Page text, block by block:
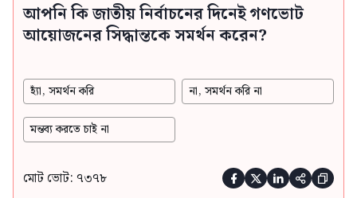
আপনি কি জাতীয় নির্বাচনের দিনেই গণভোট
আয়োজনের সিদ্ধান্তকে সমর্থন করেন?
হ্যাঁ, সমর্থন করি না, সমর্থন করি না
মন্তব্য করতে চাই না
মোট ভোট: ৭৩৭৮     